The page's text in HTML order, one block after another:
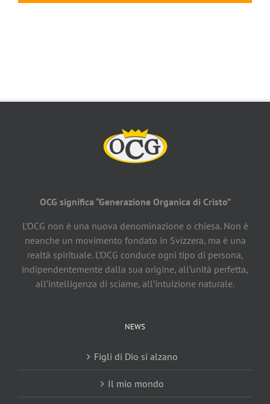
OCG significa “Generazione Organica di Cristo”
L’OCG non è una nuova denominazione o chiesa. Non è
neanche un movimento fondato in Svizzera, ma è una
realtà spirituale. L’OCG conduce ogni tipo di persona,
indipendentemente dalla sua origine, all’unità perfetta,
all’intelligenza di sciame, all’intuizione naturale.
NEWS
Figli di Dio si alzano
Il mio mondo